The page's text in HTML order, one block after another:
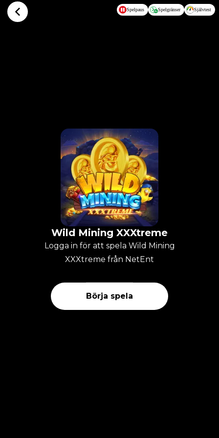
Hoppa till huvudinnehållet Spelpaus Spelgränser Självtest
Wild Mining XXXtreme
Logga in för att spela Wild Mining
XXXtreme från NetEnt
Börja spela